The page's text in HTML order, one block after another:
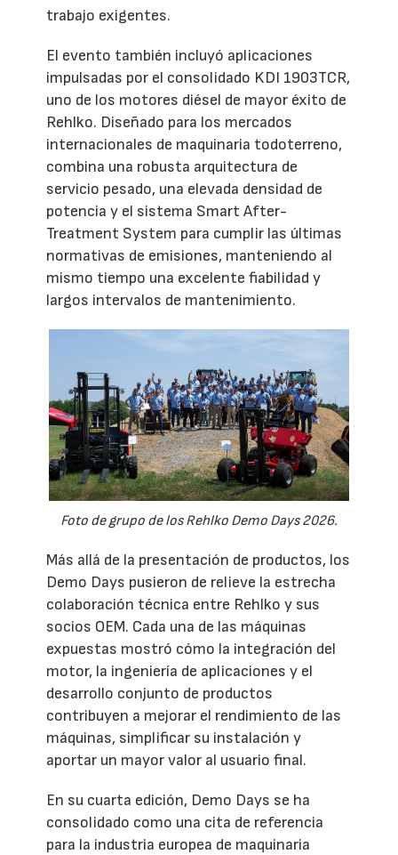
trabajo exigentes.
El evento también incluyó aplicaciones
impulsadas por el consolidado KDI 1903TCR,
uno de los motores diésel de mayor éxito de
Rehlko. Diseñado para los mercados
internacionales de maquinaria todoterreno,
combina una robusta arquitectura de
servicio pesado, una elevada densidad de
potencia y el sistema Smart After-
Treatment System para cumplir las últimas
normativas de emisiones, manteniendo al
mismo tiempo una excelente fiabilidad y
largos intervalos de mantenimiento.
Foto de grupo de los Rehlko Demo Days 2026.
Más allá de la presentación de productos, los
Demo Days pusieron de relieve la estrecha
colaboración técnica entre Rehlko y sus
socios OEM. Cada una de las máquinas
expuestas mostró cómo la integración del
motor, la ingeniería de aplicaciones y el
desarrollo conjunto de productos
contribuyen a mejorar el rendimiento de las
máquinas, simplificar su instalación y
aportar un mayor valor al usuario final.
En su cuarta edición, Demo Days se ha
consolidado como una cita de referencia
para la industria europea de maquinaria